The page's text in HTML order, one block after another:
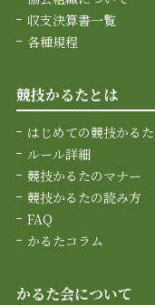
収支決算書一覧
各種規程
競技かるたとは
はじめての競技かるた
ルール詳細
競技かるたのマナー
競技かるたの読み方
FAQ
かるたコラム
かるた会について